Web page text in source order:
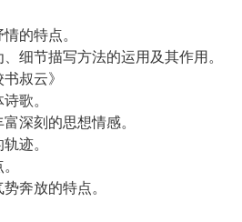
的特点。
节描写方法的运用及其作用。
叔云》
歌。
刻的思想情感。
迹。
奔放的特点。